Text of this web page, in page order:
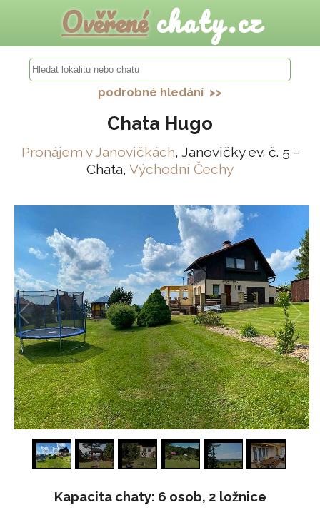
Ověřenéchaty.cz
podrobné hledání >>
Chata Hugo
Pronájem v Janovičkách, Janovičky ev. č. 5 -
Chata, Východní Čechy
1/20
Kapacita chaty: 6 osob, 2 ložnice